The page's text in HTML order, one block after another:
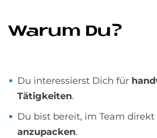
Wa­rum Du?
Du interessierst Dich für
Tätigkeiten.
Du bist bereit, im Team
anzupacken.